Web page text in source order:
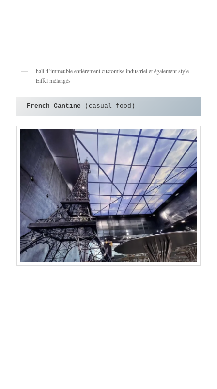
hall d’immeuble entièrement customisé industriel et également style
Eiffel mélangés
French Cantine (casual food)